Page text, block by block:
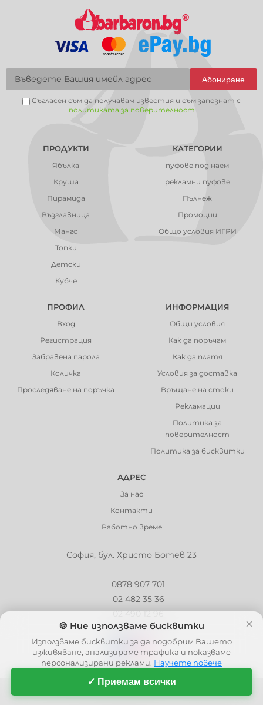
Абониране
Съгласен съм да получавам известия и съм запознат с
политиката за поверителност
ПРОДУКТИ
Ябълка
Круша
Пирамида
Възглавница
Манго
Топки
Детски
Кубче
КАТЕГОРИИ
пуфове под наем
рекламни пуфове
Пълнеж
Промоции
Общо условия ИГРИ
ПРОФИЛ
Вход
Регистрация
Забравена парола
Количка
Проследяване на поръчка
ИНФОРМАЦИЯ
Общи условия
Как да поръчам
Как да платя
Условия за доставка
Връщане на стоки
Рекламации
Политика за
поверителност
Политика за бисквитки
АДРЕС
За нас
Контакти
Работно време
София, бул. Христо Ботев 23
0878 907 701
02 482 35 36
02 490 12 96
info@barbaron.bg
×
🍪 Ние използваме бисквитки
Използваме бисквитки за да подобрим Вашето
изживяване, анализираме трафика и показваме
персонализирани реклами. Научете повече
✓ Приемам всички